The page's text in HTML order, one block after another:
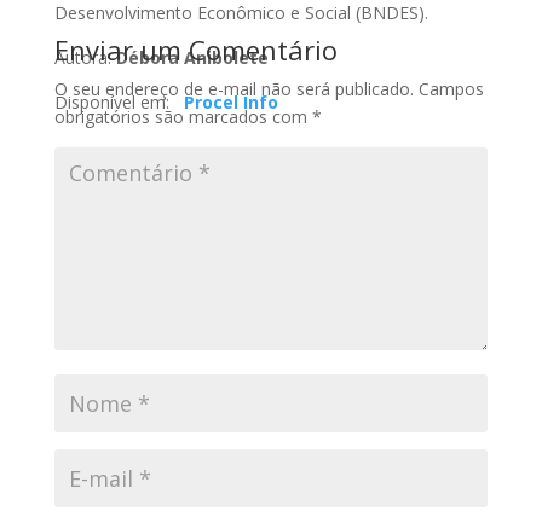
Desenvolvimento Econômico e Social (BNDES).
Autora:Débora Anibolete
Disponível em:
Procel Info
Enviar um Comentário
O seu endereço de e-mail não será publicado. Campos
obrigatórios são marcados com *